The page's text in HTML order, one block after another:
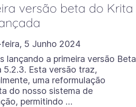
versão beta do Krita
5 Junho 2024
lançando a primeira versão Beta
5.2.3. Esta versão traz,
uma reformulação
do nosso sistema de
permitindo …